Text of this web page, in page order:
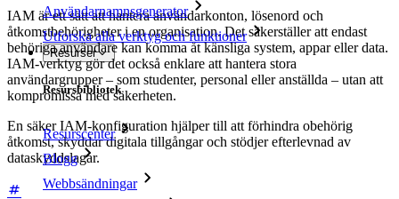
Användarnamnsgenerator
Utforska alla verktyg och funktioner
Resurser
Resursbibliotek
Resurscenter
Blogg
Webbsändningar
IAM är ett sätt att hantera användarkonton, lösenord och
åtkomstbehörigheter i en organisation. Det säkerställer att endast
behöriga användare kan komma åt känsliga system, appar eller data.
IAM-verktyg gör det också enklare att hantera stora
användargrupper – som studenter, personal eller anställda – utan att
kompromissa med säkerheten.
En säker IAM-konfiguration hjälper till att förhindra obehörig
åtkomst, skyddar digitala tillgångar och stödjer efterlevnad av
dataskyddslagar.